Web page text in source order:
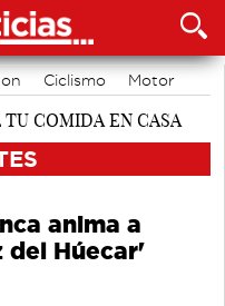
Ciclismo
Motor
anima a
del Húecar'